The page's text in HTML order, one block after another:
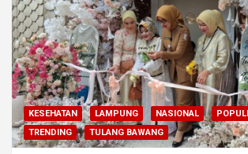
KESEHATAN LAMPUNG NASIONAL
TRENDING
TULANG BAWANG